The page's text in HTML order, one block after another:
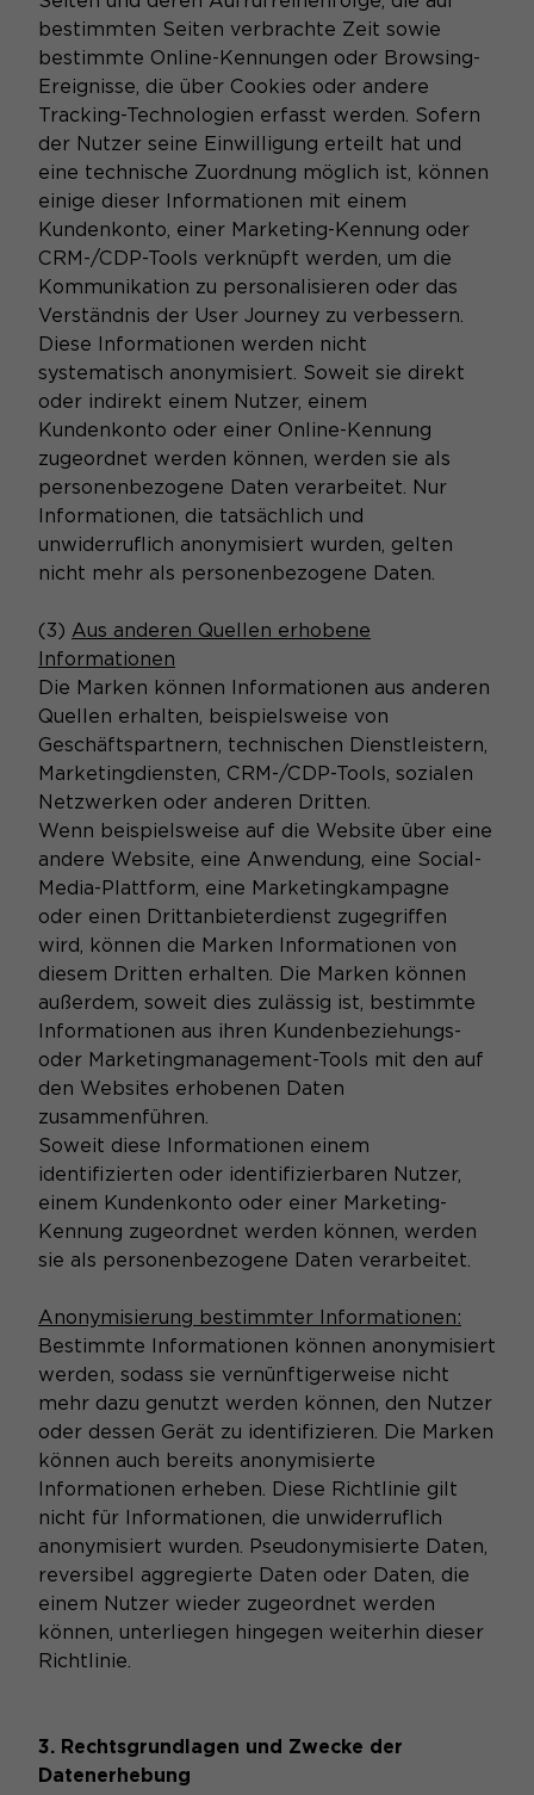
bestimmten Seiten verbrachte Zeit sowie
bestimmte Online-Kennungen oder Browsing-
Ereignisse, die über Cookies oder andere
Tracking-Technologien erfasst werden. Sofern
der Nutzer seine Einwilligung erteilt hat und
eine technische Zuordnung möglich ist, können
einige dieser Informationen mit einem
Kundenkonto, einer Marketing-Kennung oder
CRM-/CDP-Tools verknüpft werden, um die
Kommunikation zu personalisieren oder das
Verständnis der User Journey zu verbessern.
Diese Informationen werden nicht
systematisch anonymisiert. Soweit sie direkt
oder indirekt einem Nutzer, einem
Kundenkonto oder einer Online-Kennung
zugeordnet werden können, werden sie als
personenbezogene Daten verarbeitet. Nur
Informationen, die tatsächlich und
unwiderruflich anonymisiert wurden, gelten
nicht mehr als personenbezogene Daten.
(3) Aus anderen Quellen erhobene
Informationen
Die Marken können Informationen aus anderen
Quellen erhalten, beispielsweise von
Geschäftspartnern, technischen Dienstleistern,
Marketingdiensten, CRM-/CDP-Tools, sozialen
Netzwerken oder anderen Dritten.
Wenn beispielsweise auf die Website über eine
andere Website, eine Anwendung, eine Social-
Media-Plattform, eine Marketingkampagne
oder einen Drittanbieterdienst zugegriffen
wird, können die Marken Informationen von
diesem Dritten erhalten. Die Marken können
außerdem, soweit dies zulässig ist, bestimmte
Informationen aus ihren Kundenbeziehungs-
oder Marketingmanagement-Tools mit den auf
den Websites erhobenen Daten
zusammenführen.
Soweit diese Informationen einem
identifizierten oder identifizierbaren Nutzer,
einem Kundenkonto oder einer Marketing-
Kennung zugeordnet werden können, werden
sie als personenbezogene Daten verarbeitet.
Anonymisierung bestimmter Informationen:
Bestimmte Informationen können anonymisiert
werden, sodass sie vernünftigerweise nicht
mehr dazu genutzt werden können, den Nutzer
oder dessen Gerät zu identifizieren. Die Marken
können auch bereits anonymisierte
Informationen erheben. Diese Richtlinie gilt
nicht für Informationen, die unwiderruflich
anonymisiert wurden. Pseudonymisierte Daten,
reversibel aggregierte Daten oder Daten, die
einem Nutzer wieder zugeordnet werden
können, unterliegen hingegen weiterhin dieser
Richtlinie.
3. Rechtsgrundlagen und Zwecke der
Datenerhebung